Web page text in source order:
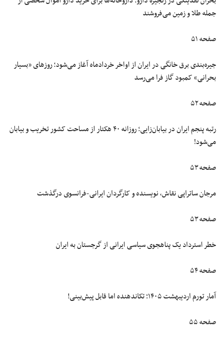
جمله طلا و زمین می‌فروشند
صفحه ۵۱
جیره‌بندی برق خانگی در ایران از اواخر خردادماه آغاز می‌شود؛ روزهای «بسیار
بحرانی» کمبود گاز فرا می‌رسد
صفحه ۵۲
رتبه پنجم ایران در بیابان‌زایی؛ روزانه ۴۰ هکتار از مساحت کشور تخریب و بیابان
می‌شود!
صفحه ۵۳
مرجان ساتراپی نقاش، نویسنده و کارگردان ایرانی-فرانسوی درگذشت
صفحه ۵۳
خطر استرداد یک پناهجوی سیاسی ایرانی از گرجستان به ایران
صفحه ۵۴
آمار تورم اردیبهشت ۱۴۰۵؛ تکاندهنده اما قابل پیش‌بینی!
صفحه ۵۵